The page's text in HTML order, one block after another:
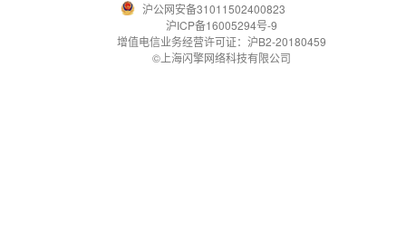
沪公网安备31011502400823
沪ICP备16005294号-9
增值电信业务经营许可证：沪B2-20180459
©上海闪擎网络科技有限公司